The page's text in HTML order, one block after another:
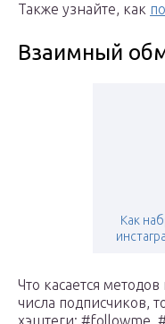
Также узнайте,­­ как
Взаимный
Как
Что касается
числа подписчиков,
хэштеги: #followme,